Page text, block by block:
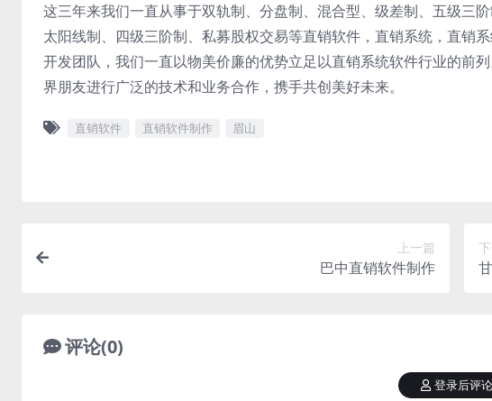
这三年来我们一直从事于双轨制、分盘制、混合型、级差制、五级三
太阳线制、四级三阶制、私募股权交易等直销软件，直销系统，直销
开发团队，我们一直以物美价廉的优势立足以直销系统软件行业的前
界朋友进行广泛的技术和业务合作，携手共创美好未来。
直销软件 直销软件制作 眉山
上一篇
巴中直销软件制作
评论(0)
登录后评论